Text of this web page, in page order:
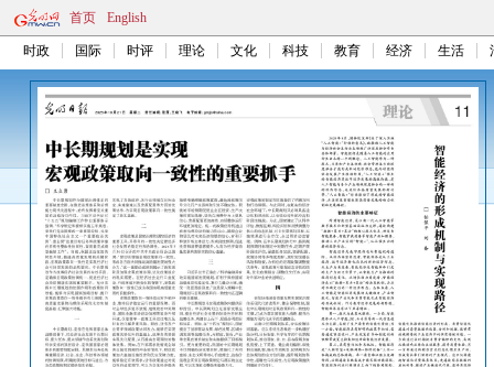
首页 English
时政 国际 时评 理论 文化 科技 教育 经济 生活